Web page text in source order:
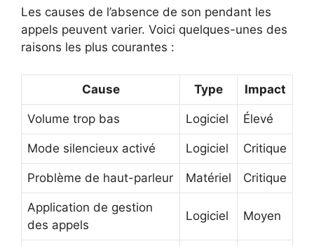
Les causes de l’absence de son pendant les
appels peuvent varier. Voici quelques-unes des
raisons les plus courantes :
Cause Type Impact
Volume trop bas Logiciel Élevé
Mode silencieux activé Logiciel Critique
Problème de haut-parleur Matériel Critique
Application de gestion
des appels
Logiciel Moyen